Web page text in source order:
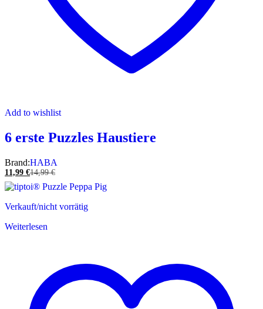
Add to wishlist
6 erste Puzzles Haustiere
Brand:HABA
11,99 €14,99€
Verkauft/nicht vorrätig
Weiterlesen